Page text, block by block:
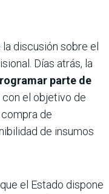
discusión sobre el
Días atrás, la
parte de
con el objetivo de
de
de insumos
el Estado dispone